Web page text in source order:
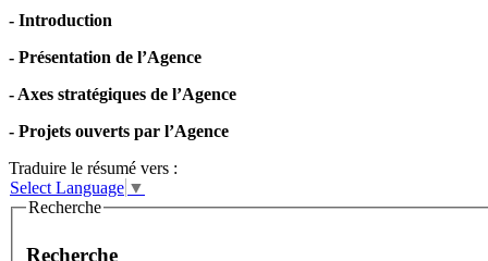
- Introduction
- Présentation de l’Agence
- Axes stratégiques de l’Agence
- Projets ouverts par l’Agence
Traduire le résumé vers :
Select Language ▼
Recherche
Recherche